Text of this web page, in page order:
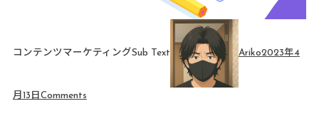
コンテンツマーケティングSub Text Ariko2023年4
月13日 Comments